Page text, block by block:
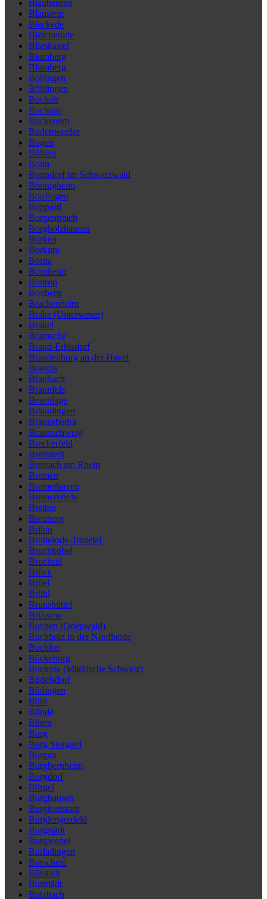
Blaubeuren
Blaustein
Bleckede
Bleicherode
Blieskastel
Blomberg
Blumberg
Bobingen
Böblingen
Bocholt
Bochum
Bockenem
Bodenwerder
Bogen
Böhlen
Bonn
Bonndorf im Schwarzwald
Bönnigheim
Bopfingen
Boppard
Borgentreich
Borgholzhausen
Borken
Borkum
Borna
Bornheim
Bottrop
Boxberg
Brackenheim
Brake (Unterweser)
Brakel
Bramsche
Brand-Erbisdorf
Brandenburg an der Havel
Brandis
Braubach
Braunfels
Braunlage
Bräunlingen
Braunsbedra
Braunschweig
Breckerfeld
Bredstedt
Breisach am Rhein
Bremen
Bremerhaven
Bremervörde
Bretten
Breuberg
Brilon
Brotterode-Trusetal
Bruchköbel
Bruchsal
Brück
Brüel
Brühl
Brunsbüttel
Brüssow
Buchen (Odenwald)
Buchholz in der Nordheide
Buchloe
Bückeburg
Buckow (Märkische Schweiz)
Büdelsdorf
Büdingen
Bühl
Bünde
Büren
Burg
Burg Stargard
Burgau
Burgbernheim
Burgdorf
Bürgel
Burghausen
Burgkunstadt
Burglengenfeld
Burgstädt
Burgwedel
Burladingen
Burscheid
Bürstadt
Buttstädt
Butzbach